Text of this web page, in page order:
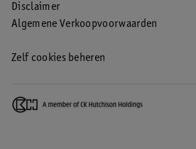
Disclaimer
Algemene Verkoopvoorwaarden
Zelf cookies beheren